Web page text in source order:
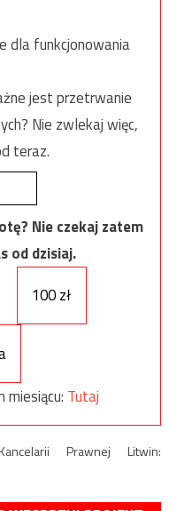
dla funkcjonowania
jest przetrwanie
Nie zwlekaj więc,
teraz.
Nie czekaj zatem
od dzisiaj.
100 zł
miesiącu: Tutaj
Prawnej Litwin: